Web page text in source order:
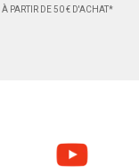
À PARTIR DE 50 € D'ACHAT*